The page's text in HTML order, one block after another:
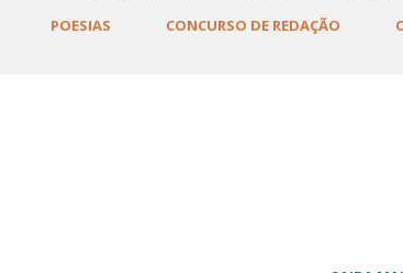
POESIAS CONCURSO DE REDAÇÃO